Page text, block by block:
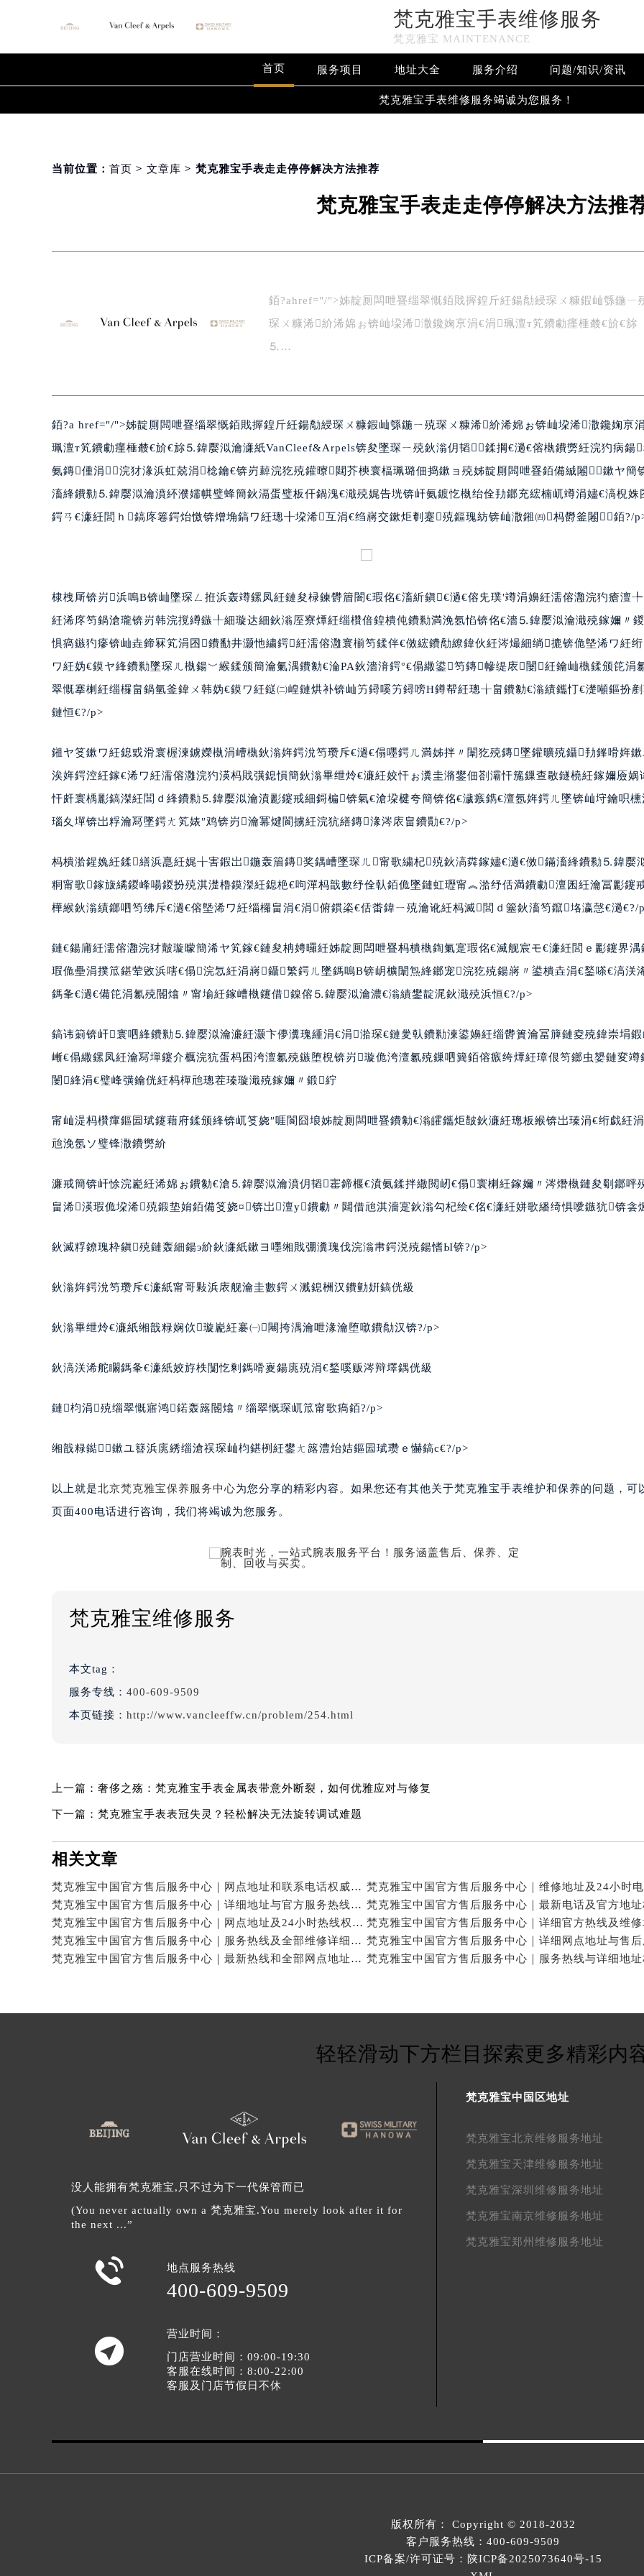
姊靛厠闆呭疂缁翠慨銆戝搱鍠斤紝鍚勪綅琛ㄨ糠鍜屾綔鍦ㄧ殑琛ㄨ糠浠紒浠婂ぉ锛屾垜浠潵鑱婅亰涓€涓珮澶т笂
殑鈥滃仴韬鍒掆€濄€傛槸鐨勶紝浣犳病鍚敊锛" />
梵克雅宝手表维修服务
梵克雅宝 MAINTENANCE
首页 服务项目 地址大全 服务介绍 问题/知识/资讯
梵克雅宝手表维修服务竭诚为您服务！
当前位置： 首页 > 文章库 > 梵克雅宝手表走走停停解决方法推荐
梵克雅宝手表走走停停解决方法推
銆?ahref="/">姊靛厠闆呭疂缁翠慨銆戝搱鍠斤紝鍚勪綅琛ㄨ糠鍜屾綔鍦ㄧ
琛ㄨ糠浠紒浠婂ぉ锛屾垜浠潵鑱婅亰涓€涓珮澶т笂鐨勮瘽棰樷€斺€旀
⒌…
銆?a href="/">姊靛厠闆呭疂缁翠慨銆戝搱鍠斤紝鍚勪綅琛ㄨ糠鍜屾綔鍦ㄧ殑琛ㄨ糠浠紒浠婂ぉ锛屾垜浠潵鑱婅亰
珮澶т笂鐨勮瘽棰樷€斺€旀⒌鍏嬮泤瀹濓紙VanCleef&Arpels锛夋墜琛ㄧ殑鈥滃仴韬鍒掆€濄€傛槸鐨勶紝浣犳病鍚
氨鏄偅涓浣犲湪浜虹兢涓棯鑰€锛岃繛浣犵殑鑵曢閮芥樉寰楅珮璐佃捣鏉ョ殑姊靛厠闆呭疂銆備絾闂鏉ヤ簡
滀綘鐨勬⒌鍏嬮泤瀹濆紑濮嬬帺璧蜂簡鈥滆蛋璧板仠鍋溾€濈殑娓告垙锛屽氨鍍忔槸绐佺劧鎯充綋楠屼竴涓嬧€滈棿姝
鍔ㄢ€濓紝閭ｈ鎬庝箞鍔炲憿锛熷埆鎬ワ紝璁╂垜浠互涓€绉嶈交鏉炬剦蹇殑鏂瑰紡锛屾潵鎺㈣杩欎釜闂銆?/
棣栧厛锛岃浜嗚В锛屾墜琛ㄥ拰浜轰竴鏍凤紝鏈夋椂鍊欎篃闇€瑕佲€滀紤鎭€濄€傛兂璞′竴涓嬶紝濡傛灉浣犳瘡澶╄
紝浠庝笉鍋滄瓏锛岃韩浣撹繜鏃╀細璇达細鈥滃厔寮燂紝缁欑偣鍠樻伅鐨勬満浼氬惂锛佲€濇⒌鍏嬮泤瀹濈殑鎵嬭〃
惧瘑鏃犳瘮锛屾垚鍗冧笂涓囨鐨勫井灏忚繍鍔紝濡傛灉寰椾笉鍒伴€傚綋鐨勪繚鍏伙紝涔熶細绱摝锛佹墍浠ワ紝
ワ紝妫€鏌ヤ綘鐨勬墜琛ㄦ槸鍚﹀緱鍒颁簡瀹氭湡鐨勨€淪PA鈥濇湇鍔°€傝繖鍙笉鏄幓缇庡闄紝鑰屾槸鍒颁笓涓
翠慨搴楋紝缁欏畠鍋氫釜鍏ㄨ韩妫€鏌ワ紝鎹㈡崲鏈烘补锛屾竻鐞嗘竻鐞嗙Н鐏帮紝璁╁畠鐨勨€滃績鑴忊€濋噸鏂扮剷
鏈恒€?/p>
鎺ヤ笅鏉ワ紝鎴戜滑寰楃湅鐪嬫槸涓嶆槸鈥滃姩鍔涗笉瓒斥€濄€傝嚜鍔ㄦ満姊拌〃闈犵殑鏄墜鑵曠殑鑷劧鎽嗗姩
涘姩鍔涳紝鎵€浠ワ紝濡傛灉浣犳渶杩戝彉鎴愪簡鈥滃畢绁炩€濓紝姣忓ぉ瀵圭潃鐢佃剳灞忓箷鏁查敭鐩橈紝鎵嬭厱娲
忓皯寰楀彲鎬滐紝閭ｄ綘鐨勬⒌鍏嬮泤瀹濆彲鑳戒細鎶楄锛氣€滄垜楗夸簡锛佲€濊瘯鐫€澶氬姩鍔ㄦ墜锛屾垨鑰呮櫄
瑙夊墠锛岀粰瀹冩墜鍔ㄤ笂婊″鸡锛岃瀹冪煡閬擄紝浣犺繕鏄湪涔庡畠鐨勩€?/p>
杩樻湁鍟婏紝鍒繕浜嗭紝娓╁害鍜岀鍦轰篃鏄奖鍝嶆墜琛ㄦ甯歌繍杞殑鈥滈粦鎵嬧€濄€傚鏋滀綘鐨勬⒌鍏嬮
粡甯歌鎵旇繘鍐峰啺鍐扮殑淇濋櫓鏌滐紝鎴栬€呴潬杩戠數纾佺倝銆佹墜鏈虹瓑甯︽湁纾佸満鐨勮澶囷紝瀹冨彲鑳
樺緱鈥滃績鎯呬笉绋斥€濄€傛墍浠ワ紝缁欏畠涓€涓俯鏆栥€佸畨鍏ㄧ殑瀹讹紝杩滅閭ｄ簺鈥滀笉鑹垎瀛愨€濄€?/
鏈€鍚庯紝濡傛灉浣犲皾璇曚簡浠ヤ笂鎵€鏈夋柟娉曪紝姊靛厠闆呭疂杩樻槸鍧氭寔瑕佲€滅舰宸モ€濓紝閭ｅ彲鑳界湡
瑕佹壘涓撲笟鍖荤敓浜嗐€傝浣忥紝涓嶈鑷繁鍔ㄦ墜鎷嗚В锛岄櫎闈炰綘鎯宠浣犵殑鍚嶈〃鍙樻垚涓€鍫嗏€滈浂
鎷夆€濄€備笓涓氱殑閽熻〃甯堬紝鎵嶆槸鑳借鎳傛⒌鍏嬮泤瀹濃€滃績鐢靛浘鈥濈殑浜恒€?/p>
鎬讳箣锛屽寰呬綘鐨勬⒌鍏嬮泤瀹濓紝灏卞儚瀵瑰緟涓€涓湁琛€鏈夎倝鐨勬湅鍙嬶紝缁欎簣瀹冨簲鏈夌殑鍏崇埍鍜
嶃€傝繖鏍凤紝瀹冩墠鑳介櫔浣犺蛋杩囨洿澶氱殑鏃堕棿锛岃璇佹洿澶氱殑鏁呬簨銆傛瘯绔燂紝璋佷笉鎯虫嫢鏈変竴
闄綘涓€璧峰彉鑰侊紝杩樿兘璁茬瑧璇濈殑鎵嬭〃鍛紵
甯屾湜杩欑瘒鏂囩珷鑳藉府鍒颁綘锛屼笅娆″啀閬囧埌姊靛厠闆呭疂鐨勨€滃皬鑴炬皵鈥濓紝璁板緱锛岀瑧涓€绗戯紝
兘浼氬ソ璧锋潵鐨勶紒
濂戒簡锛屽悇浣嶏紝浠婂ぉ鐨勨€滄⒌鍏嬮泤瀹濆仴韬寚鍗椻€濆氨鍒拌繖閲屻€傝寰楋紝鎵嬭〃涔熸槸鏈夋劅鎯呯
畠浠渶瑕佹垜浠殑鍛垫姢銆備笅娆¤锛岀澶у鐨勮〃閮借兘淇濇寔鈥滃勾杞绘€佲€濓紝姘歌繙绮惧噯鏃犺锛侌
鈥滅粰鐐瑰枠鎭殑鏈轰細鍚э紒鈥濓紙鏉ヨ嚜缃戝弸瀵瑰伐浣滃帇鍔涚殑鍚愭Ы锛?/p>
鈥滃姩鍔涗笉瓒斥€濓紙甯哥敤浜庡舰瀹圭數鍔ㄨ溅鎴栦汉鐨勭姸鎬侊級
鈥滃畢绁炩€濓紙缃戠粶娴佽璇嶏紝褰㈠闀挎湡瀹呭湪瀹堕噷鐨勪汉锛?/p>
鈥滈浂浠舵矙鎷夆€濓紙姣斿柣闅忔剰鎷嗗嵏鍚庣殑涓€鍫嗘贩涔辩墿鍝侊級
鏈枃涓殑缁翠慨寤鸿鍩轰簬閽熻〃缁翠慨琛屼笟甯歌瘑銆?/p>
缃戠粶鐑鏉ユ簮浜庣綉缁滄祦琛屾枃鍖栵紝鐢ㄤ簬澧炲姞鏂囩珷瓒ｅ懗鎬с€?/p>
以上就是北京梵克雅宝保养服务中心为您分享的精彩内容。如果您还有其他关于梵克雅宝手表维护和保养的问题，可
页面400电话进行咨询，我们将竭诚为您服务。
梵克雅宝维修服务
本文tag：
服务专线： 400-609-9509
本页链接： http://www.vancleeffw.cn/problem/254.html
上一篇： 奢侈之殇：梵克雅宝手表金属表带意外断裂，如何优雅应对与修复
下一篇： 梵克雅宝手表表冠失灵？轻松解决无法旋转调试难题
相关文章
梵克雅宝中国官方售后服务中心｜网点地址和联系电话权威信息公示（2026年7月最新）
梵克雅宝中国官方售后服务中心｜详细地址与官方服务热线权威信息公示（2026年7月最新）
梵克雅宝中国官方售后服务中心｜网点地址及24小时热线权威信息公示（2026年7月最新）
梵克雅宝中国官方售后服务中心｜服务热线及全部维修详细地址权威信息公示（2026年7月最新）
梵克雅宝中国官方售后服务中心｜最新热线和全部网点地址权威信息公示（2026年7月最新）
轻轻滑动下方栏目探索更多精彩内
没人能拥有梵克雅宝,只不过为下一代保管而已
(You never actually own a 梵克雅宝.You merely look after it for
the next ...”
 地点服务热线
400-609-9509

营业时间：
门店营业时间：09:00-19:30
客服在线时间：8:00-22:00
客服及门店节假日不休
梵克雅宝中国区地址
梵克雅宝北京维修服务地址
梵克雅宝天津维修服务地址
梵克雅宝深圳维修服务地址
梵克雅宝南京维修服务地址
梵克雅宝郑州维修服务地址
版权所有：
Copyright © 2018-2032
客户服务热线： 400-609-9509
ICP备案/许可证号：陕ICP备2025073640号-15